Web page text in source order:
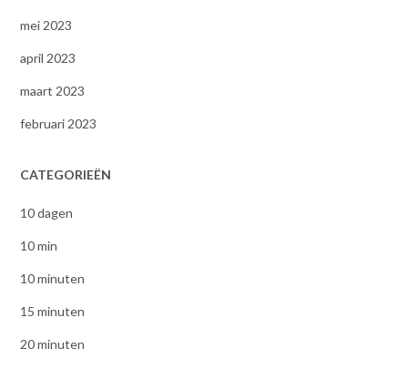
mei 2023
april 2023
maart 2023
februari 2023
CATEGORIEËN
10 dagen
10 min
10 minuten
15 minuten
20 minuten